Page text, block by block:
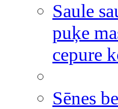
Saule
puķe
cepure
Sēnes